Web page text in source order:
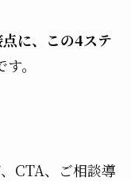
に、この4ステ
。
CTA、ご相談導